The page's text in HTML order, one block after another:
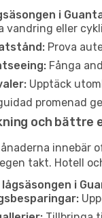
i
vandring eller
Prova
Fånga
Upptäck
promenad
och bättre
takt. Hotell
i